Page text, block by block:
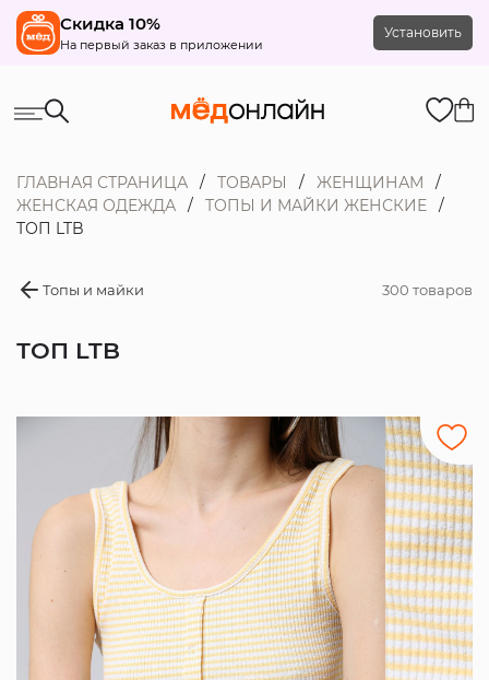
Скидка 10%
На первый заказ в приложении
Установить
ГЛАВНАЯ СТРАНИЦА ТОВАРЫ
ЖЕНЩИНАМ
ЖЕНСКАЯ ОДЕЖДА
ТОПЫ И МАЙКИ ЖЕНСКИЕ
ТОП LTB
Топы и майки 300 товаров
ТОП LTB